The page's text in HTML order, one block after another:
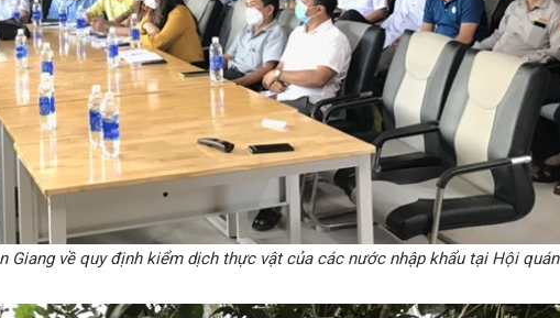
Giang về quy định kiểm dịch thực vật của các nước nhập khẩu tại Hội quán